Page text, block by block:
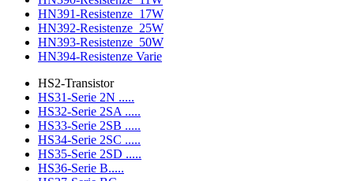
HN391-Resistenze_17W
HN392-Resistenze_25W
HN393-Resistenze_50W
HN394-Resistenze Varie
HS2-Transistor
HS31-Serie 2N .....
HS32-Serie 2SA .....
HS33-Serie 2SB .....
HS34-Serie 2SC .....
HS35-Serie 2SD .....
HS36-Serie B.....